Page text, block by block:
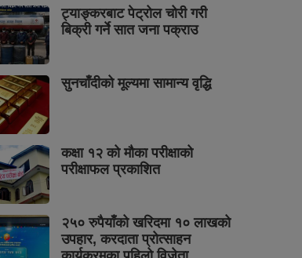
ट्याङ्करबाट पेट्रोल चोरी गरी
बिक्री गर्ने सात जना पक्राउ
सुनचाँदीको मूल्यमा सामान्य वृद्धि
कक्षा १२ को मौका परीक्षाको
परीक्षाफल प्रकाशित
२५० रुपैयाँको खरिदमा १० लाखको
उपहार, करदाता प्रोत्साहन